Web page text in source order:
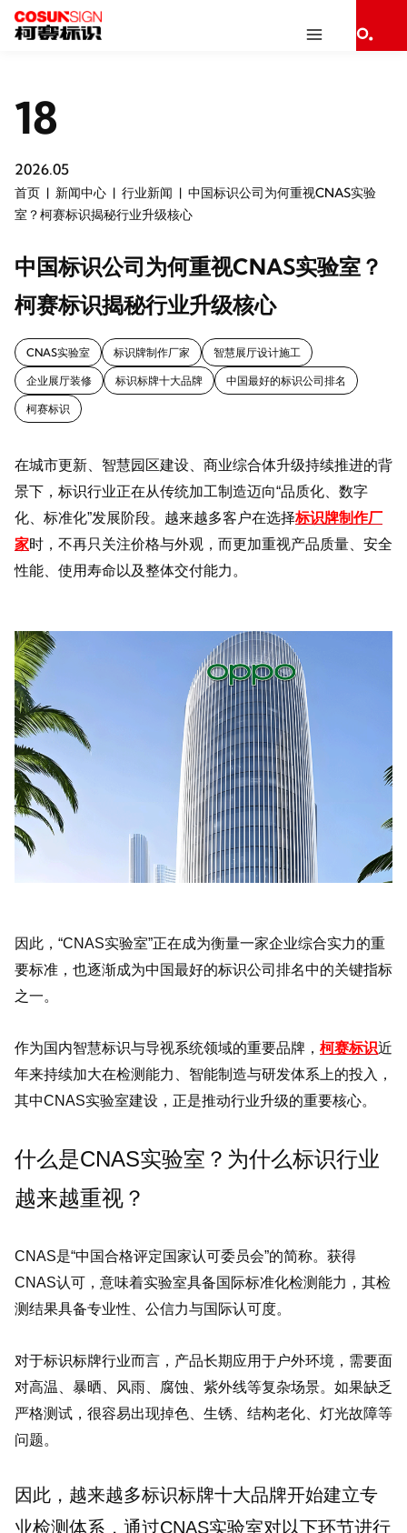
首页 新闻中心 行业新闻
中国标识公司为何重视CNAS实验
室？柯赛标识揭秘行业升级核心
中国标识公司为何重视CNAS实验室？
柯赛标识揭秘行业升级核心
CNAS实验室 标识牌制作厂家 智慧展厅设计施工
企业展厅装修 标识标牌十大品牌 中国最好的标识公司排名
柯赛标识
18
2026.05
在城市更新、智慧园区建设、商业综合体升级持续推进的背
景下，标识行业正在从传统加工制造迈向“品质化、数字
化、标准化”发展阶段。越来越多客户在选择标识牌制作厂
家时，不再只关注价格与外观，而更加重视产品质量、安全
性能、使用寿命以及整体交付能力。
因此，“CNAS实验室”正在成为衡量一家企业综合实力的重
要标准，也逐渐成为中国最好的标识公司排名中的关键指标
之一。
作为国内智慧标识与导视系统领域的重要品牌， 柯赛标识近
年来持续加大在检测能力、智能制造与研发体系上的投入，
其中CNAS实验室建设，正是推动行业升级的重要核心。
什么是CNAS实验室？为什么标识行业
越来越重视？
CNAS是“中国合格评定国家认可委员会”的简称。获得
CNAS认可，意味着实验室具备国际标准化检测能力，其检
测结果具备专业性、公信力与国际认可度。
对于标识标牌行业而言，产品长期应用于户外环境，需要面
对高温、暴晒、风雨、腐蚀、紫外线等复杂场景。如果缺乏
严格测试，很容易出现掉色、生锈、结构老化、灯光故障等
问题。
因此，越来越多标识标牌十大品牌开始建立专
业检测体系，通过CNAS实验室对以下环节进行